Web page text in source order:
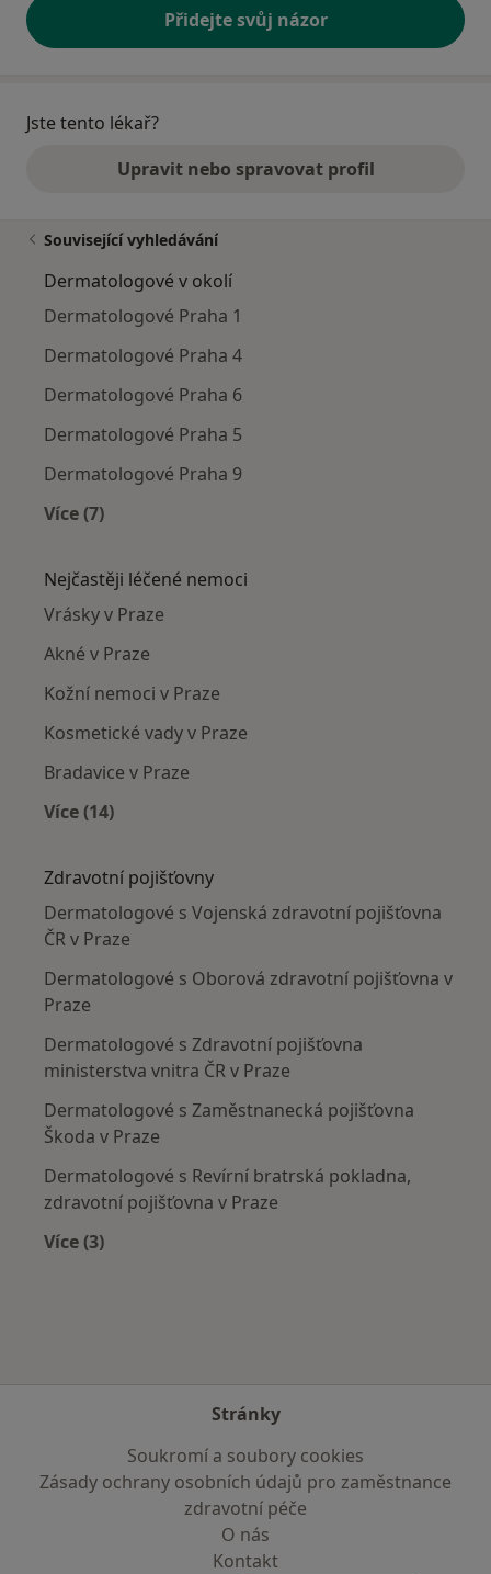
Přidejte svůj názor
Jste tento lékař?
Upravit nebo spravovat profil
Související vyhledávání
Dermatologové v okolí
Dermatologové Praha 1
Dermatologové Praha 4
Dermatologové Praha 6
Dermatologové Praha 5
Dermatologové Praha 9
Více (7)
Nejčastěji léčené nemoci
Vrásky v Praze
Akné v Praze
Kožní nemoci v Praze
Kosmetické vady v Praze
Bradavice v Praze
Více (14)
Zdravotní pojišťovny
Dermatologové s Vojenská zdravotní pojišťovna
ČR v Praze
Dermatologové s Oborová zdravotní pojišťovna v
Praze
Dermatologové s Zdravotní pojišťovna
ministerstva vnitra ČR v Praze
Dermatologové s Zaměstnanecká pojišťovna
Škoda v Praze
Dermatologové s Revírní bratrská pokladna,
zdravotní pojišťovna v Praze
Více (3)
Stránky
Soukromí a soubory cookies
Zásady ochrany osobních údajů pro zaměstnance
zdravotní péče
O nás
Kontakt